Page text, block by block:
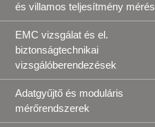
és villamos teljesítmény mérés
EMC vizsgálat és el.
biztonságtechnikai
vizsgálóberendezések
Adatgyűjtő és moduláris
mérőrendszerek